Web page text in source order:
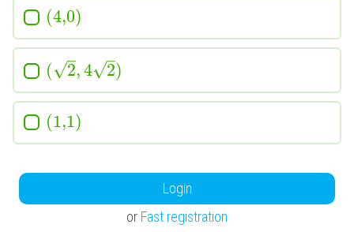
(4,0)
( 2
–
√ ,4 2
–
√ )
(1,1)
Login
or Fast registration